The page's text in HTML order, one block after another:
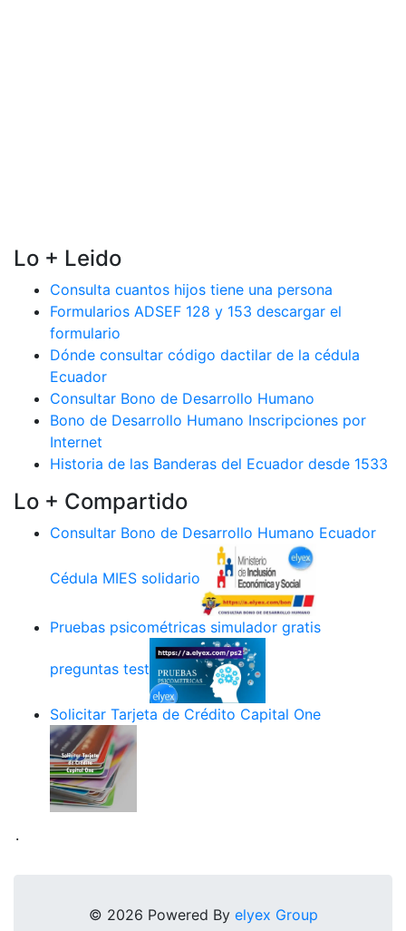
Lo + Leido
Consulta cuantos hijos tiene una persona
Formularios ADSEF 128 y 153 descargar el
formulario
Dónde consultar código dactilar de la cédula
Ecuador
Consultar Bono de Desarrollo Humano
Bono de Desarrollo Humano Inscripciones por
Internet
Historia de las Banderas del Ecuador desde 1533
Lo + Compartido
Consultar Bono de Desarrollo Humano Ecuador
Cédula MIES solidario
Pruebas psicométricas simulador gratis
preguntas test
Solicitar Tarjeta de Crédito Capital One
.
© 2026 Powered By elyex Group